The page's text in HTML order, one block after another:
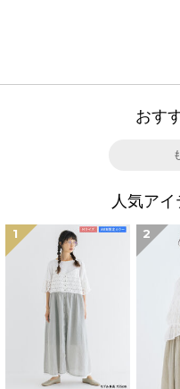
おす
人気ア
1 2